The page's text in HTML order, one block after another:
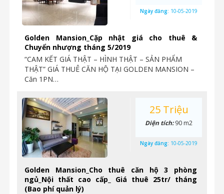
Golden Mansion_Cặp nhật giá cho thuê &
Chuyển nhượng tháng 5/2019
“CAM KẾT GIÁ THẬT – HÌNH THẬT – SẢN PHẨM
THẬT” GIÁ THUÊ CĂN HỘ TẠI GOLDEN MANSION –
Căn 1PN…
Ngày đăng: 10-05-2019
Golden Mansion_Cho thuê căn hộ 3 phòng
ngủ_Nội thất cao cấp_ Giá thuê 25tr/ tháng
(Bao phí quản lý)
25 Triệu
Diện tích:90 m2
Ngày đăng: 10-05-2019